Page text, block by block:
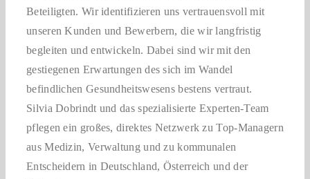
Beteiligten. Wir identifizieren uns vertrauensvoll mit
unseren Kunden und Bewerbern, die wir langfristig
begleiten und entwickeln. Dabei sind wir mit den
gestiegenen Erwartungen des sich im Wandel
befindlichen Gesundheitswesens bestens vertraut.
Silvia Dobrindt und das spezialisierte Experten-Team
pflegen ein großes, direktes Netzwerk zu Top-Managern
aus Medizin, Verwaltung und zu kommunalen
Entscheidern in Deutschland, Österreich und der